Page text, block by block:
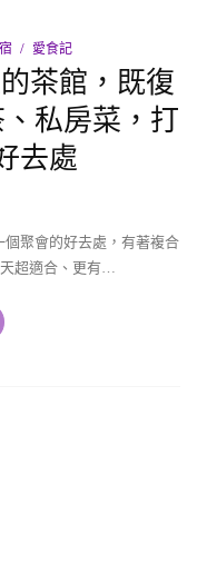
愛食記
茶館，既復
私房菜，打
去處
聚會的好去處，有著複合
超適合、更有…